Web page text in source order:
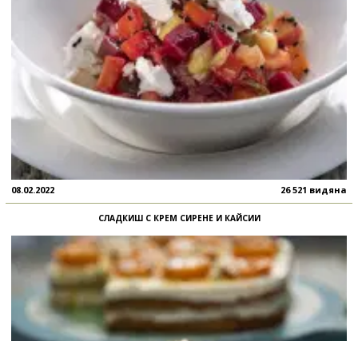
08.02.2022 26 521 видяна
СЛАДКИШ С КРЕМ СИРЕНЕ И КАЙСИИ